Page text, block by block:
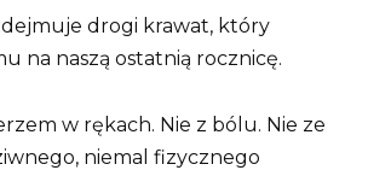
drogi krawat, który
na naszą ostatnią rocznicę.
w rękach. Nie z bólu. Nie ze
niemal fizycznego